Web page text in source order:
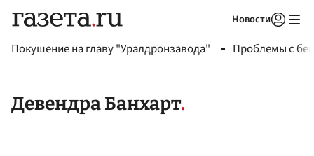
Новости
Покушение на главу "Уралдронзавода" Проблемы с
Девендра Банхарт